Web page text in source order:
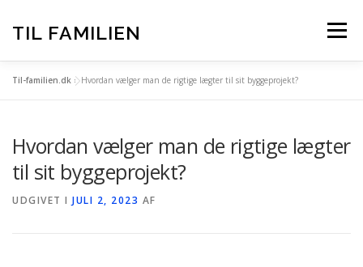
indhold
TIL FAMILIEN Menu
TIL-FAMILIEN.DK – BAG OM
Til-familien.dk »Hvordan vælger man de rigtige lægter til sit byggeprojekt?
Hvordan vælger man de rigtige lægter
til sit byggeprojekt?
UDGIVET I JULI 2, 2023 AF